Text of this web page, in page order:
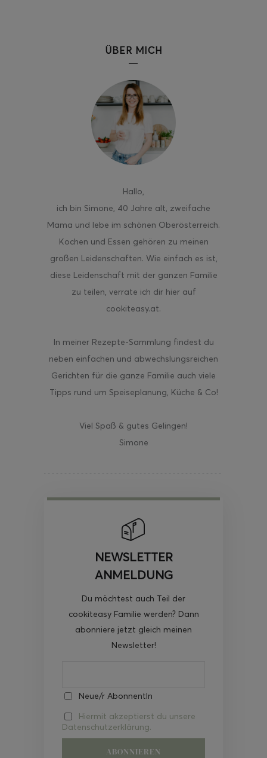
ÜBER MICH
Hallo,
ich bin Simone, 40 Jahre alt, zweifache
Mama und lebe im schönen Oberösterreich.
Kochen und Essen gehören zu meinen
großen Leidenschaften. Wie einfach es ist,
diese Leidenschaft mit der ganzen Familie
zu teilen, verrate ich dir hier auf
cookiteasy.at.
In meiner Rezepte-Sammlung findest du
neben einfachen und abwechslungsreichen
Gerichten für die ganze Familie auch viele
Tipps rund um Speiseplanung, Küche & Co!
Viel Spaß & gutes Gelingen!
Simone
NEWSLETTER
ANMELDUNG
Du möchtest auch Teil der
cookiteasy Familie werden? Dann
abonniere jetzt gleich meinen
Newsletter!
Neue/r AbonnentIn
Hiermit akzeptierst du unsere
Datenschutzerklärung.